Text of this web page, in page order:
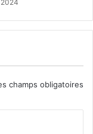
champs obligatoires